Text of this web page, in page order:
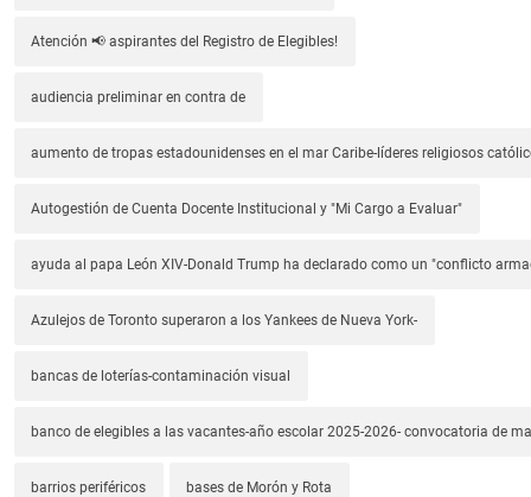
Atención 📢 aspirantes del Registro de Elegibles!
audiencia preliminar en contra de
aumento de tropas estadounidenses en el mar Caribe-líderes religiosos
Autogestión de Cuenta Docente Institucional y "Mi Cargo a Evaluar"
ayuda al papa León XIV-Donald Trump ha declarado como un "conflicto
Azulejos de Toronto superaron a los Yankees de Nueva York-
bancas de loterías-contaminación visual
banco de elegibles a las vacantes-año escolar 2025-2026- convocatoria de
barrios periféricos bases de Morón y Rota